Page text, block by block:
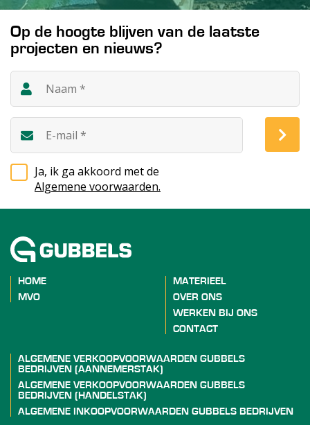
Op de hoogte blijven van de laatste
projecten en nieuws?
Ja, ik ga akkoord met de
Algemene voorwaarden.
HOME
MVO
MATERIEEL
OVER ONS
WERKEN BIJ ONS
CONTACT
ALGEMENE VERKOOPVOORWAARDEN GUBBELS
BEDRIJVEN (AANNEMERSTAK)
ALGEMENE VERKOOPVOORWAARDEN GUBBELS
BEDRIJVEN (HANDELSTAK)
ALGEMENE INKOOPVOORWAARDEN GUBBELS BEDRIJVEN